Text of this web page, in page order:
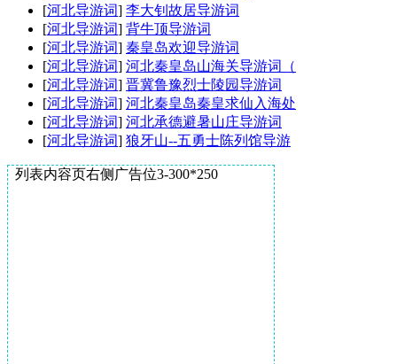
[河北导游词] 李大钊故居导游词
[河北导游词] 背牛顶导游词
[河北导游词] 秦皇岛欢迎导游词
[河北导游词] 河北秦皇岛山海关导游词（
[河北导游词] 晋冀鲁豫烈士陵园导游词
[河北导游词] 河北秦皇岛秦皇求仙入海处
[河北导游词] 河北承德避暑山庄导游词
[河北导游词] 狼牙山--五勇士陈列馆导游
列表内容页右侧广告位3-300*250